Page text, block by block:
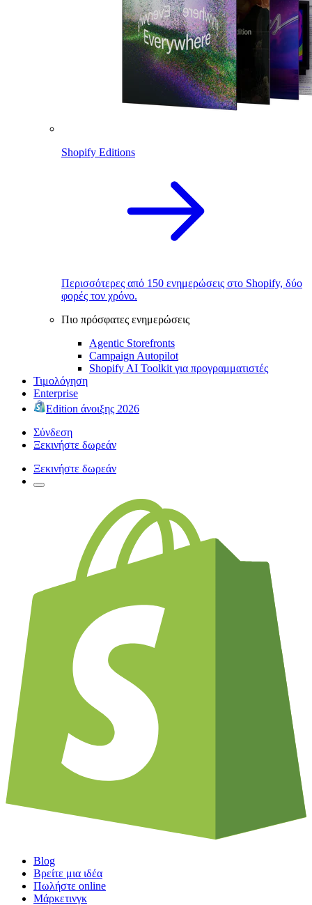
Shopify Editions
Περισσότερες από 150 ενημερώσεις στο Shopify, δύο
φορές τον χρόνο.
Πιο πρόσφατες ενημερώσεις
Agentic Storefronts
Campaign Autopilot
Shopify AI Toolkit για προγραμματιστές
Τιμολόγηση
Enterprise
Edition άνοιξης 2026
Σύνδεση
Ξεκινήστε δωρεάν
Ξεκινήστε δωρεάν
Blog
Βρείτε μια ιδέα
Πωλήστε online
Μάρκετινγκ